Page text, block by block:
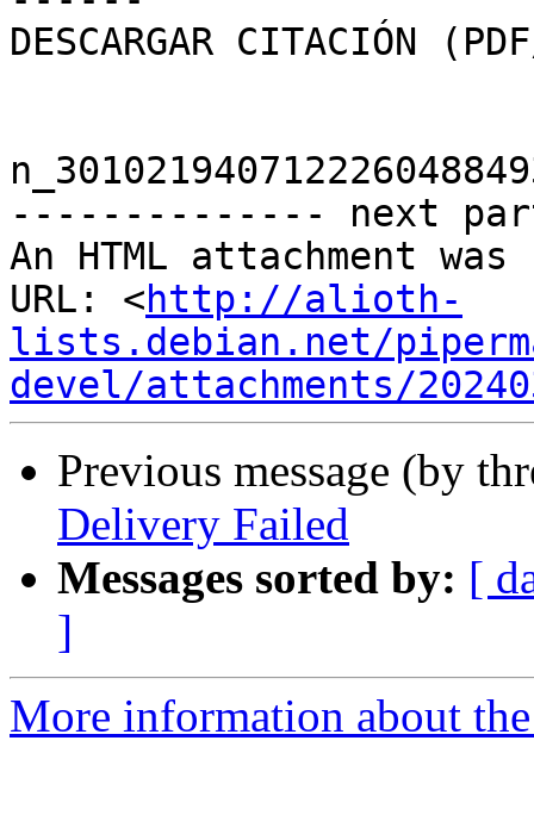
DESCARGAR CITACIÓN
-------------- next
An HTML attachment
URL: <http://alioth-
lists.debian.net/
devel/attachments/
Previous message (by
Delivery Failed
Messages sorted by: [
]
More information about